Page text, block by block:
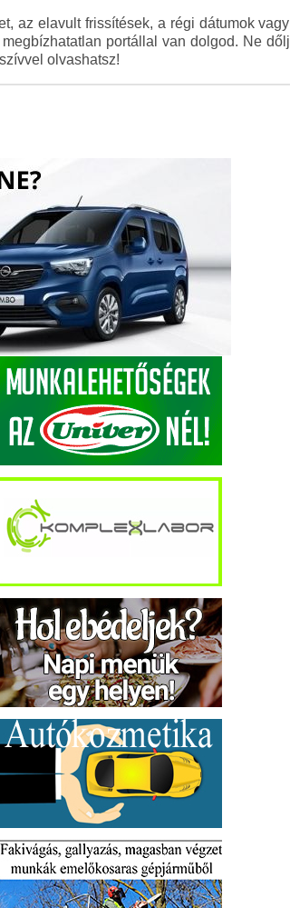
az elavult frissítések, a régi dátumok vagy
portállal van dolgod. Ne dőlj
olvashatsz!